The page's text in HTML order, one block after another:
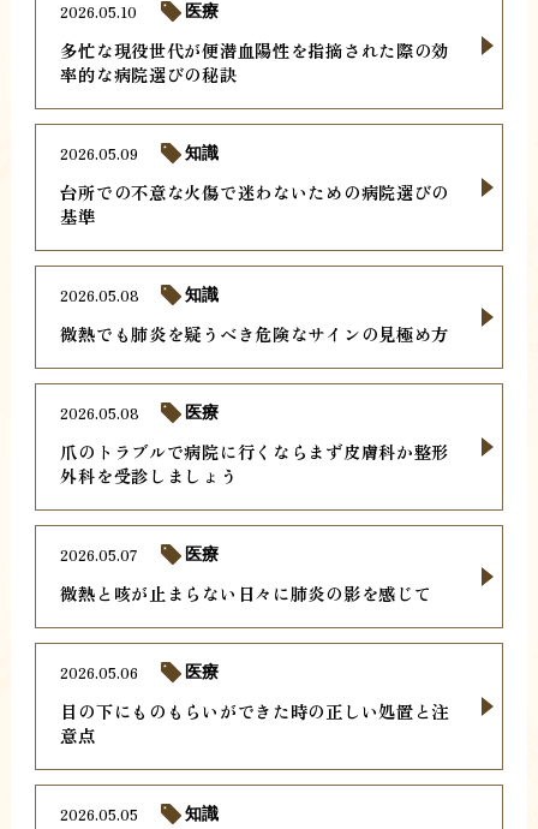
多忙な現役世代が便潜血陽性を指摘された際の効
率的な病院選びの秘訣
2026.05.10 医療
台所での不意な火傷で迷わないための病院選びの
基準
2026.05.09 知識
微熱でも肺炎を疑うべき危険なサインの見極め方
2026.05.08 知識
爪のトラブルで病院に行くならまず皮膚科か整形
外科を受診しましょう
2026.05.08 医療
微熱と咳が止まらない日々に肺炎の影を感じて
2026.05.07 医療
目の下にものもらいができた時の正しい処置と注
意点
2026.05.06 医療
2026.05.05 知識